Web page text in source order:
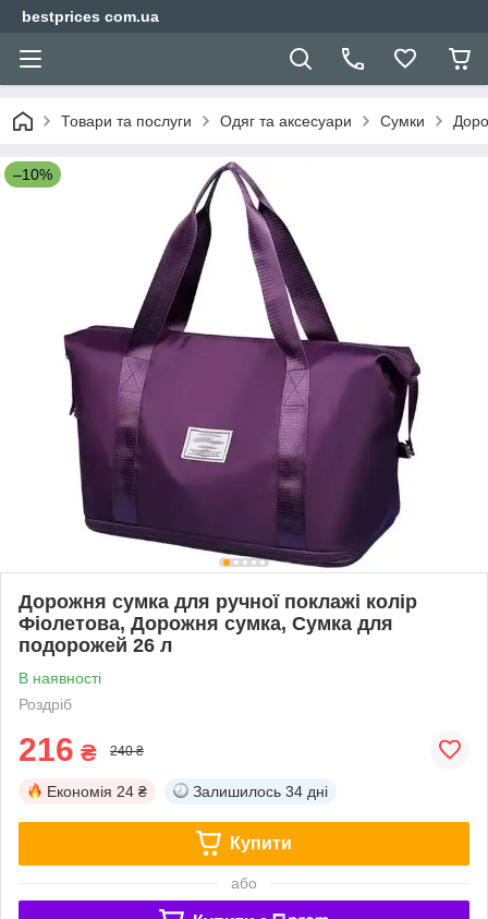
bestprices com.ua
Товари та послуги Одяг та аксесуари Сумки
–10%
Дорожня сумка для ручної поклажі колір
Фіолетова, Дорожня сумка, Сумка для
подорожей 26 л
В наявності
Роздріб
216 ₴ 240 ₴
Економія 24 ₴ Залишилось 34 дні
Купити
або